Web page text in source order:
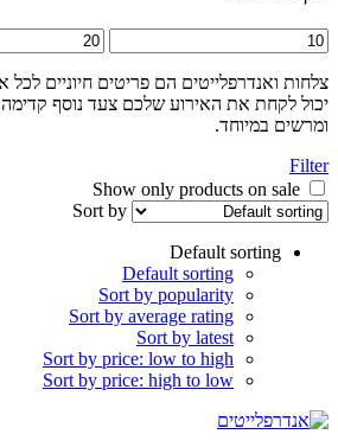
price
ואנדרפלייטים הם פריטים חיוניים לכל אירוע,
את האירוע שלכם צעד נוסף קדימה
במיוחד.
Sort by
Default sorting
Default sorting
Sort by popularity
Sort by average rating
Sort by latest
Sort by price: low to high
Sort by price: high to low